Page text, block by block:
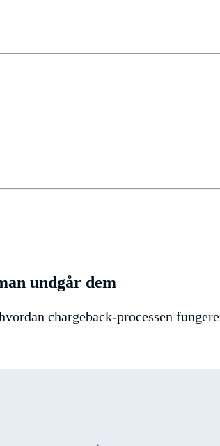
undgår dem
chargeback-processen